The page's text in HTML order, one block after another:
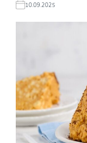
10.09.2025